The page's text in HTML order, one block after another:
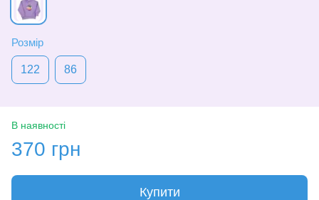
Розмір
122 86
В наявності
370 грн
Купити